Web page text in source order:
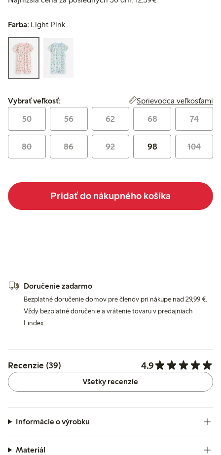
Farba: Light Pink
Vybrať veľkosť:
Vybrať veľkosť: Sprievodca veľkosťami
50 56 62 68 74
80 86 92 98 104
Pridať do nákupného košíka
Doručenie zadarmo
Bezplatné doručenie domov pre členov pri nákupe nad 29,99 €.
Vždy bezplatné doručenie a vrátenie tovaru v predajniach
Lindex.
Recenzie (39) 4.9
Všetky recenzie
Informácie o výrobku
Materiál